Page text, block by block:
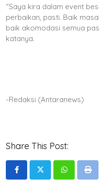
“Saya kira dalam event
perbaikan, pasti. Baik
baik akomodasi semua
katanya.
-Redaksi (Antaranews)
Share This Post:
WhatsappPrint